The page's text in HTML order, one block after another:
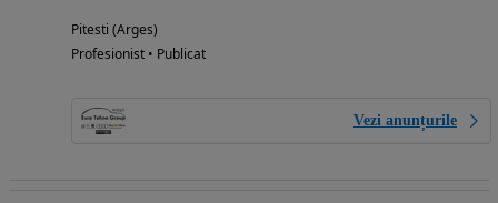
Pitesti (Arges)
Profesionist • Publicat
Vezi anunțurile